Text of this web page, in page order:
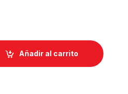
Añadir al carrito